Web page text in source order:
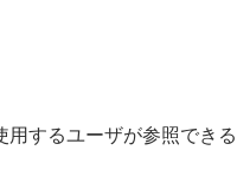
するユーザが参照でき